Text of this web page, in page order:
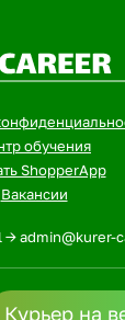
обучения
ShopperApp
Вакансии
-> admin@kurer-
Курьер на